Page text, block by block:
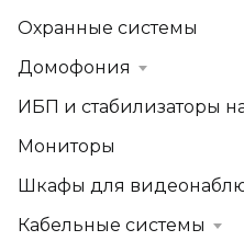
Охранные системы
Домофония
ИБП и стабилизаторы
Мониторы
Шкафы для
Кабельные системы